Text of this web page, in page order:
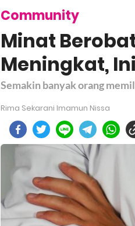
Community
Minat
Meningkat,
Semakin banyak orang
Rima Sekarani Imamun Nissa